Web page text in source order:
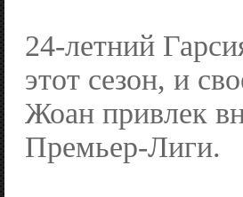
24-летний
этот сезон, и
Жоан привлек
Премьер-Лиги.